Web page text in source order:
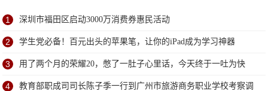
1 深圳市福田区启动3000万消费券惠民活动
2 学生党必备！百元出头的苹果笔，让你的iPad成为学习神器
3 用了两个月的荣耀20，憋了一肚子心里话，今天终于一吐为快
4 教育部职成司司长陈子季一行到广州市旅游商务职业学校考察调